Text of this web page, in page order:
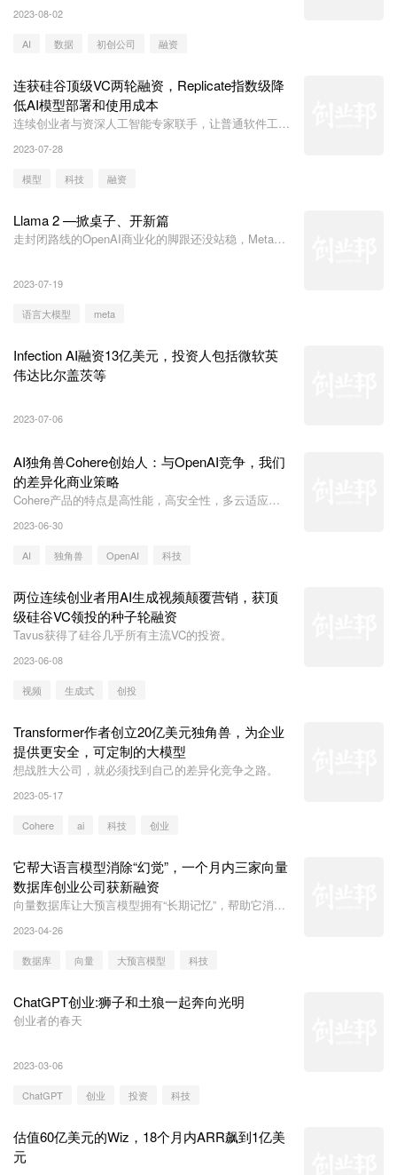
2023-08-02
AI 数据 初创公司 融资
连获硅谷顶级VC两轮融资，Replicate指数级降
低AI模型部署和使用成本
连续创业者与资深人工智能专家联手，让普通软件工程
2023-07-28
模型 科技 融资
Llama 2 —掀桌子、开新篇
走封闭路线的OpenAI商业化的脚跟还没站稳，Meta就
2023-07-19
语言大模型 meta
Infection AI融资13亿美元，投资人包括微软英
伟达比尔盖茨等
2023-07-06
AI独角兽Cohere创始人：与OpenAI竞争，我们
的差异化商业策略
Cohere产品的特点是高性能，高安全性，多云适应性
的普遍担心，也是他们能够与OpenAI等差异化竞争的
关键。
2023-06-30
AI 独角兽 OpenAI 科技
两位连续创业者用AI生成视频颠覆营销，获顶
级硅谷VC领投的种子轮融资
Tavus获得了硅谷几乎所有主流VC的投资。
2023-06-08
视频 生成式 创投
Transformer作者创立20亿美元独角兽，为企业
提供更安全，可定制的大模型
想战胜大公司，就必须找到自己的差异化竞争之路。
2023-05-17
Cohere ai 科技 创业
它帮大语言模型消除“幻觉”，一个月内三家向量
数据库创业公司获新融资
向量数据库让大预言模型拥有“长期记忆”，帮助它消
2023-04-26
数据库 向量 大预言模型 科技
ChatGPT创业:狮子和土狼一起奔向光明
创业者的春天
2023-03-06
ChatGPT 创业 投资 科技
估值60亿美元的Wiz，18个月内ARR飙到1亿美
元